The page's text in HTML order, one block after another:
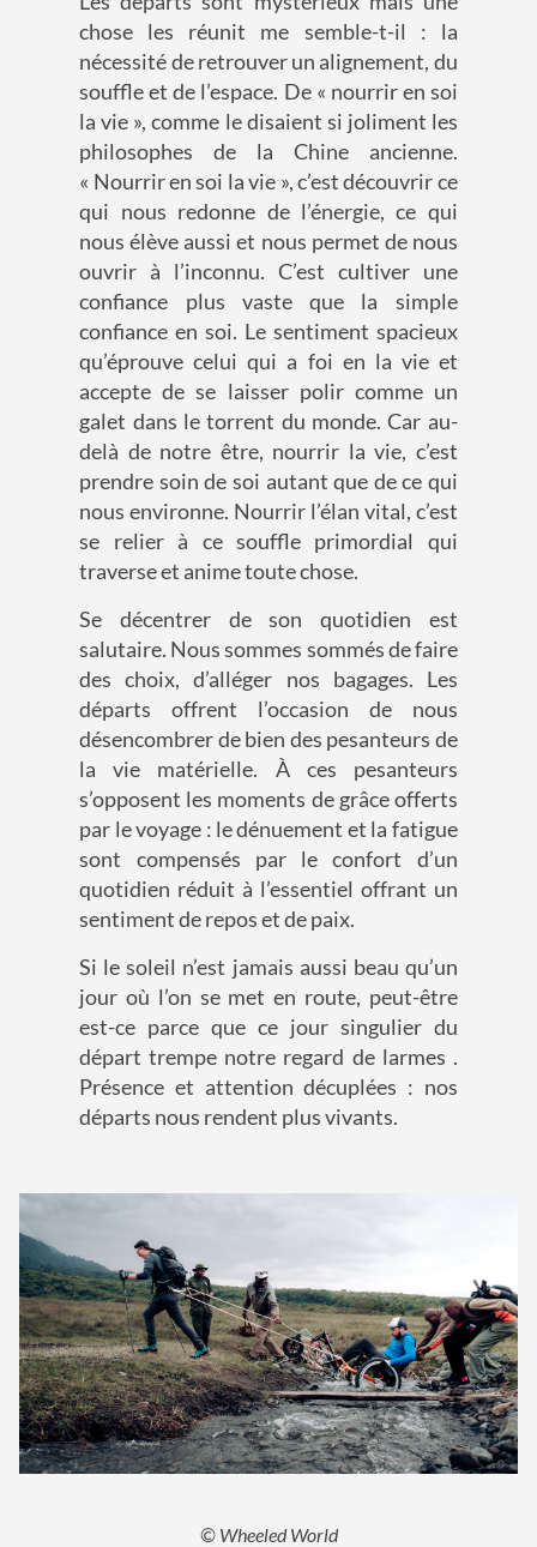
chose les réunit me semble-t-il : la
nécessité de retrouver un alignement, du
souffle et de l’espace. De « nourrir en soi
la vie », comme le disaient si joliment les
philosophes de la Chine ancienne.
« Nourrir en soi la vie », c’est découvrir ce
qui nous redonne de l’énergie, ce qui
nous élève aussi et nous permet de nous
ouvrir à l’inconnu. C’est cultiver une
confiance plus vaste que la simple
confiance en soi. Le sentiment spacieux
qu’éprouve celui qui a foi en la vie et
accepte de se laisser polir comme un
galet dans le torrent du monde. Car au-
delà de notre être, nourrir la vie, c’est
prendre soin de soi autant que de ce qui
nous environne. Nourrir l’élan vital, c’est
se relier à ce souffle primordial qui
traverse et anime toute chose.
Se décentrer de son quotidien est
salutaire. Nous sommes sommés de faire
des choix, d’alléger nos bagages. Les
départs offrent l’occasion de nous
désencombrer de bien des pesanteurs de
la vie matérielle. À ces pesanteurs
s’opposent les moments de grâce offerts
par le voyage : le dénuement et la fatigue
sont compensés par le confort d’un
quotidien réduit à l’essentiel offrant un
sentiment de repos et de paix.
Si le soleil n’est jamais aussi beau qu’un
jour où l’on se met en route, peut-être
est-ce parce que ce jour singulier du
départ trempe notre regard de larmes .
Présence et attention décuplées : nos
départs nous rendent plus vivants.
© Wheeled World